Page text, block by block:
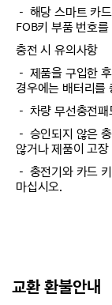
－ 해당 스마트 카
FOB키 부품 번호
충전 시 유의사항
－ 제품을 구입한
경우에는 배터리를
－ 차량 무선충전
－ 승인되지 않은
않거나 제품이 고
－ 충전기와 카드
마십시오.
교환 환불안내